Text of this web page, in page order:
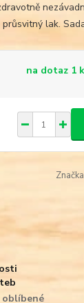
lak.
na dotaz 1
oblíbené